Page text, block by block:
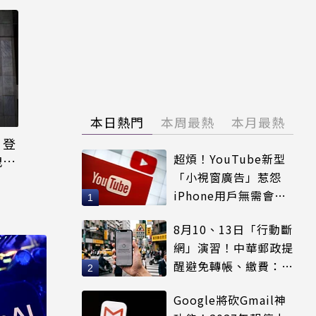
本日熱門 本周最熱 本月最熱
超煩！YouTube新型
「小視窗廣告」惹怨
iPhone用戶無需會員
8月10、13日「行動斷
網」演習！中華郵政提
醒避免轉帳、繳費：務
Google將砍Gmail神